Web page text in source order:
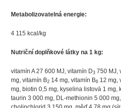
Metabolizovatelná energie:
4 115 kcal/kg
Nutriční doplňkové látky na 1 kg:
vitamín A 27 600 MJ, vitamín D3 750 MJ,
mg, vitamín B2 14 mg, vitamín B6 12 mg,
mg, biotin 0,5 mg, kyselina listová 1 mg,
taurin 3 000 mg, DL-methionin 5 000